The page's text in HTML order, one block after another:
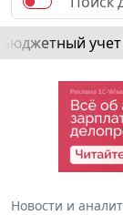
Бюджетный учет
Новости и